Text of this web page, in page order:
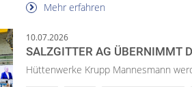
Mehr erfahren
10.07.2026
SALZGITTER AG ÜBERNIMMT
Hüttenwerke Krupp Mannesmann